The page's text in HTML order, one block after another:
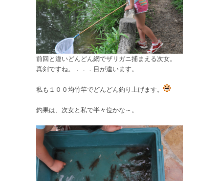
前回と違いどんどん網でザリガニ捕まえる次女。
真剣ですね。．．．目が違います。
私も１００均竹竿でどんどん釣り上げます。
釣果は、次女と私で半々位かな～。